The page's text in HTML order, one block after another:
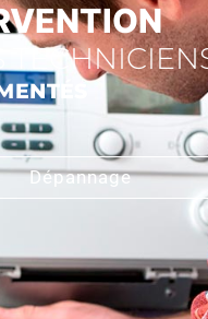
Dépannage